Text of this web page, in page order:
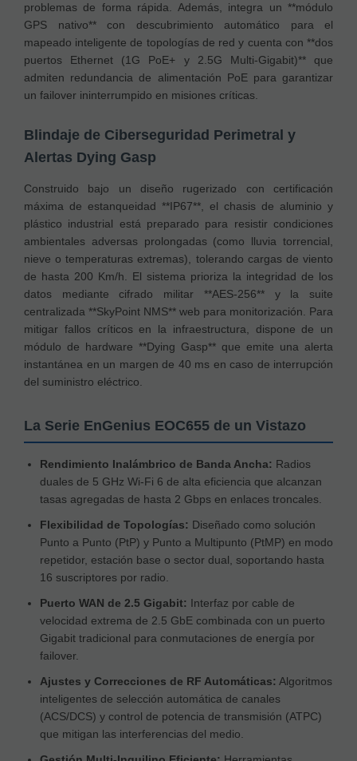
problemas de forma rápida. Además, integra un **módulo
GPS nativo** con descubrimiento automático para el
mapeado inteligente de topologías de red y cuenta con **dos
puertos Ethernet (1G PoE+ y 2.5G Multi-Gigabit)** que
admiten redundancia de alimentación PoE para garantizar
un failover ininterrumpido en misiones críticas.
Blindaje de Ciberseguridad Perimetral y
Alertas Dying Gasp
Construido bajo un diseño rugerizado con certificación
máxima de estanqueidad **IP67**, el chasis de aluminio y
plástico industrial está preparado para resistir condiciones
ambientales adversas prolongadas (como lluvia torrencial,
nieve o temperaturas extremas), tolerando cargas de viento
de hasta 200 Km/h. El sistema prioriza la integridad de los
datos mediante cifrado militar **AES-256** y la suite
centralizada **SkyPoint NMS** web para monitorización. Para
mitigar fallos críticos en la infraestructura, dispone de un
módulo de hardware **Dying Gasp** que emite una alerta
instantánea en un margen de 40 ms en caso de interrupción
del suministro eléctrico.
La Serie EnGenius EOC655 de un Vistazo
Rendimiento Inalámbrico de Banda Ancha: Radios
duales de 5 GHz Wi-Fi 6 de alta eficiencia que alcanzan
tasas agregadas de hasta 2 Gbps en enlaces troncales.
Flexibilidad de Topologías: Diseñado como solución
Punto a Punto (PtP) y Punto a Multipunto (PtMP) en modo
repetidor, estación base o sector dual, soportando hasta
16 suscriptores por radio.
Puerto WAN de 2.5 Gigabit: Interfaz por cable de
velocidad extrema de 2.5 GbE combinada con un puerto
Gigabit tradicional para conmutaciones de energía por
failover.
Ajustes y Correcciones de RF Automáticas: Algoritmos
inteligentes de selección automática de canales
(ACS/DCS) y control de potencia de transmisión (ATPC)
que mitigan las interferencias del medio.